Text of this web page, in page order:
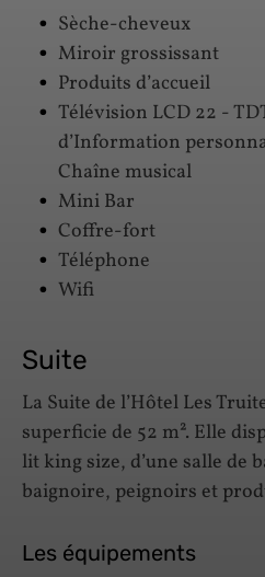
Sèche-cheveux
Miroir grossissant
Produits d’accueil
Télévision LCD 22 -
d’Information
Chaîne musical
Mini Bar
Coffre-fort
Téléphone
Wifi
Suite
La Suite de l’Hôtel Les
superficie de 52 m². Elle
lit king size, d’une salle de
baignoire, peignoirs et
Les équipements